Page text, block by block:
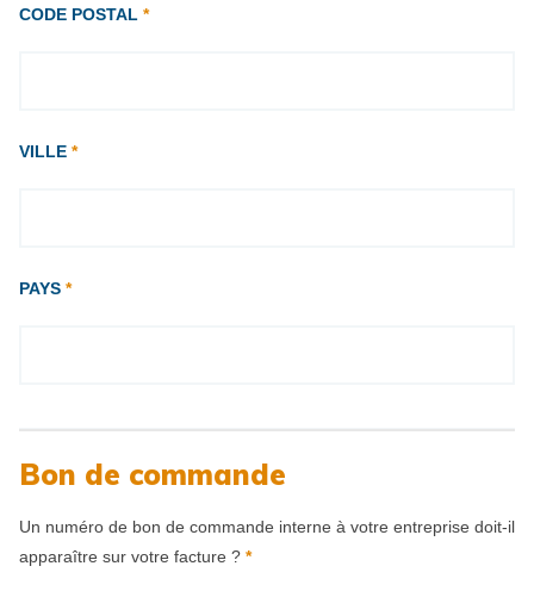
CODE POSTAL *
VILLE *
PAYS *
Bon de commande
Un numéro de bon de commande interne à votre entreprise doit-il
apparaître sur votre facture ? *